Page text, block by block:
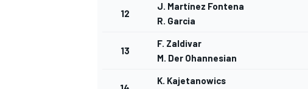
12
J. Martínez Fontena
R. Garcia
13
F. Zaldivar
M. Der Ohannesian
K. Kajetanowics